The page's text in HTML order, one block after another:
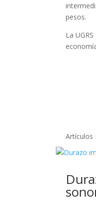
pesos.
La
Artículos